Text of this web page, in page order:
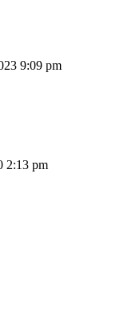
9:09 pm
2:13 pm